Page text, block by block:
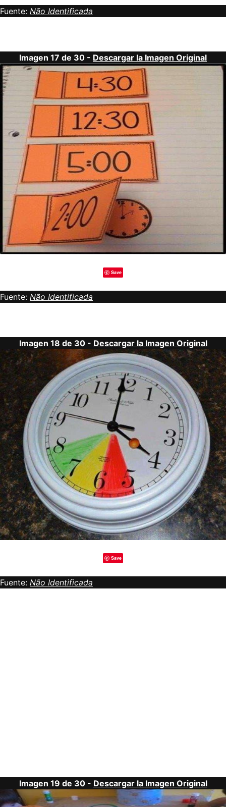
Fuente: Não Identificada
Imagen 17 de 30 - Descargar la Imagen Original
Save
Fuente: Não Identificada
Imagen 18 de 30 - Descargar la Imagen Original
Save
Fuente: Não Identificada
Imagen 19 de 30 - Descargar la Imagen Original